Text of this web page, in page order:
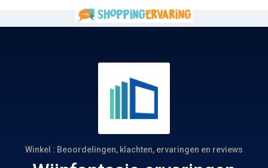
Winkel : Beoordelingen, klachten, ervaringen en reviews